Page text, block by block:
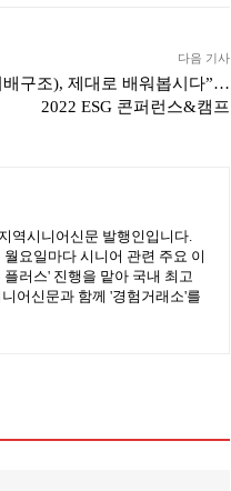
다음 기사
배구조), 제대로 배워봅시다”…
2022 ESG 콘퍼런스&캠프
역시니어신문 발행인입니다.
요일마다 시니어 관련 주요 이
러스' 진행을 맡아 국내 최고
어신문과 함께 '경험거래소'를